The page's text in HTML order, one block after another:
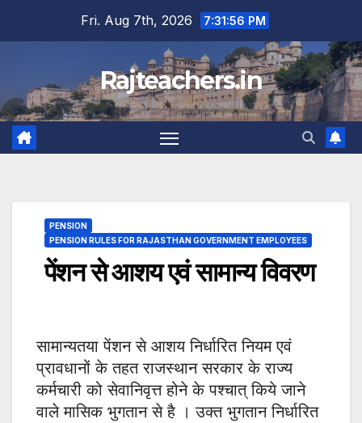
Fri. Aug 7th, 2026 7:31:57 PM
Rajteachers.in
PENSION
PENSION RULES FOR RAJASTHAN GOVERNMENT EMPLOYEES
पेंशन से आशय एवं सामान्य विवरण
सामान्यतया पेंशन से आशय निर्धारित नियम एवं
प्रावधानों के तहत राजस्थान सरकार के राज्य
कर्मचारी को सेवानिवृत्त होने के पश्चात् किये जाने
वाले मासिक भुगतान से है । उक्त भुगतान निर्धारित